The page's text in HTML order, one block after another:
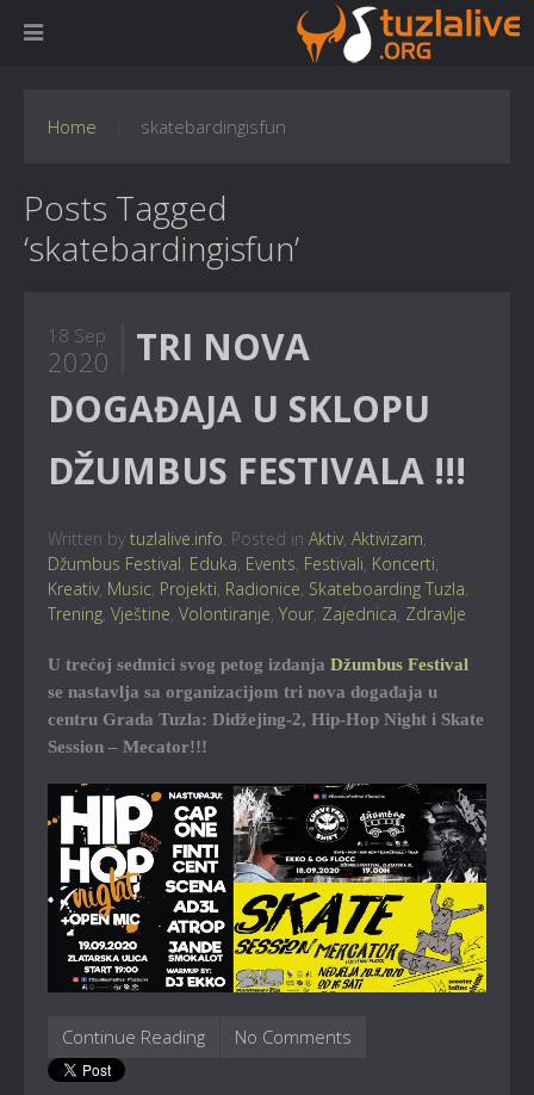
Home skatebardingisfun
Posts Tagged
‘skatebardingisfun’
18 Sep
2020
TRI NOVA
DOGAĐAJA U SKLOPU
DŽUMBUS FESTIVALA !!!
Written by tuzlalive.info. Posted in Aktiv, Aktivizam,
Džumbus Festival, Eduka, Events, Festivali, Koncerti,
Kreativ, Music, Projekti, Radionice, Skateboarding Tuzla,
Trening, Vještine, Volontiranje, Your, Zajednica, Zdravlje
U trećoj sedmici svog petog izdanja Džumbus Festival
se nastavlja sa organizacijom tri nova događaja u
centru Grada Tuzla: Didžejing-2, Hip-Hop Night i Skate
Session – Mecator!!!
Continue Reading No Comments